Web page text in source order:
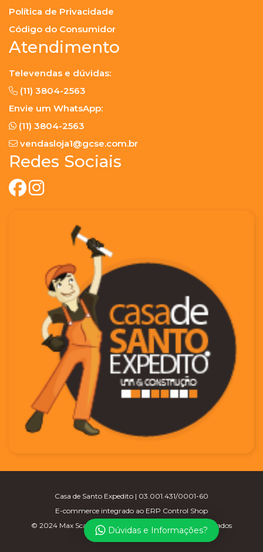
Dúvidas e Informações?
Política de Privacidade
Código do Consumidor
Atendimento
Televendas e dúvidas:
(11) 3804-2563
Envie um WhatsApp:
(11) 3804-2563
vendasloja1@gcse.com.br
Redes Sociais
Casa de Santo Expedito | 03.001.431/0001-60
E-commerce integrado ao ERP Control Shop
© 2024 Max Scalla Informática | Todos os direitos reservados